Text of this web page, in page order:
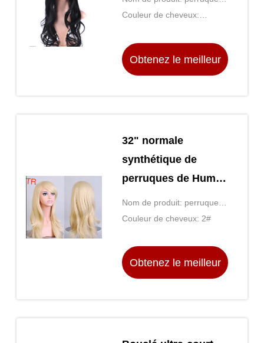
frisée directement
noire faite à la machine
Couleur de cheveux:
Obtenez le meilleur
32" normale
synthétique de
perruques de Humen
lacent de seuls
noeuds blanchis
Nom de produit: perruques
normales de dentelle Couleur de cheveux: 2#
Obtenez le meilleur